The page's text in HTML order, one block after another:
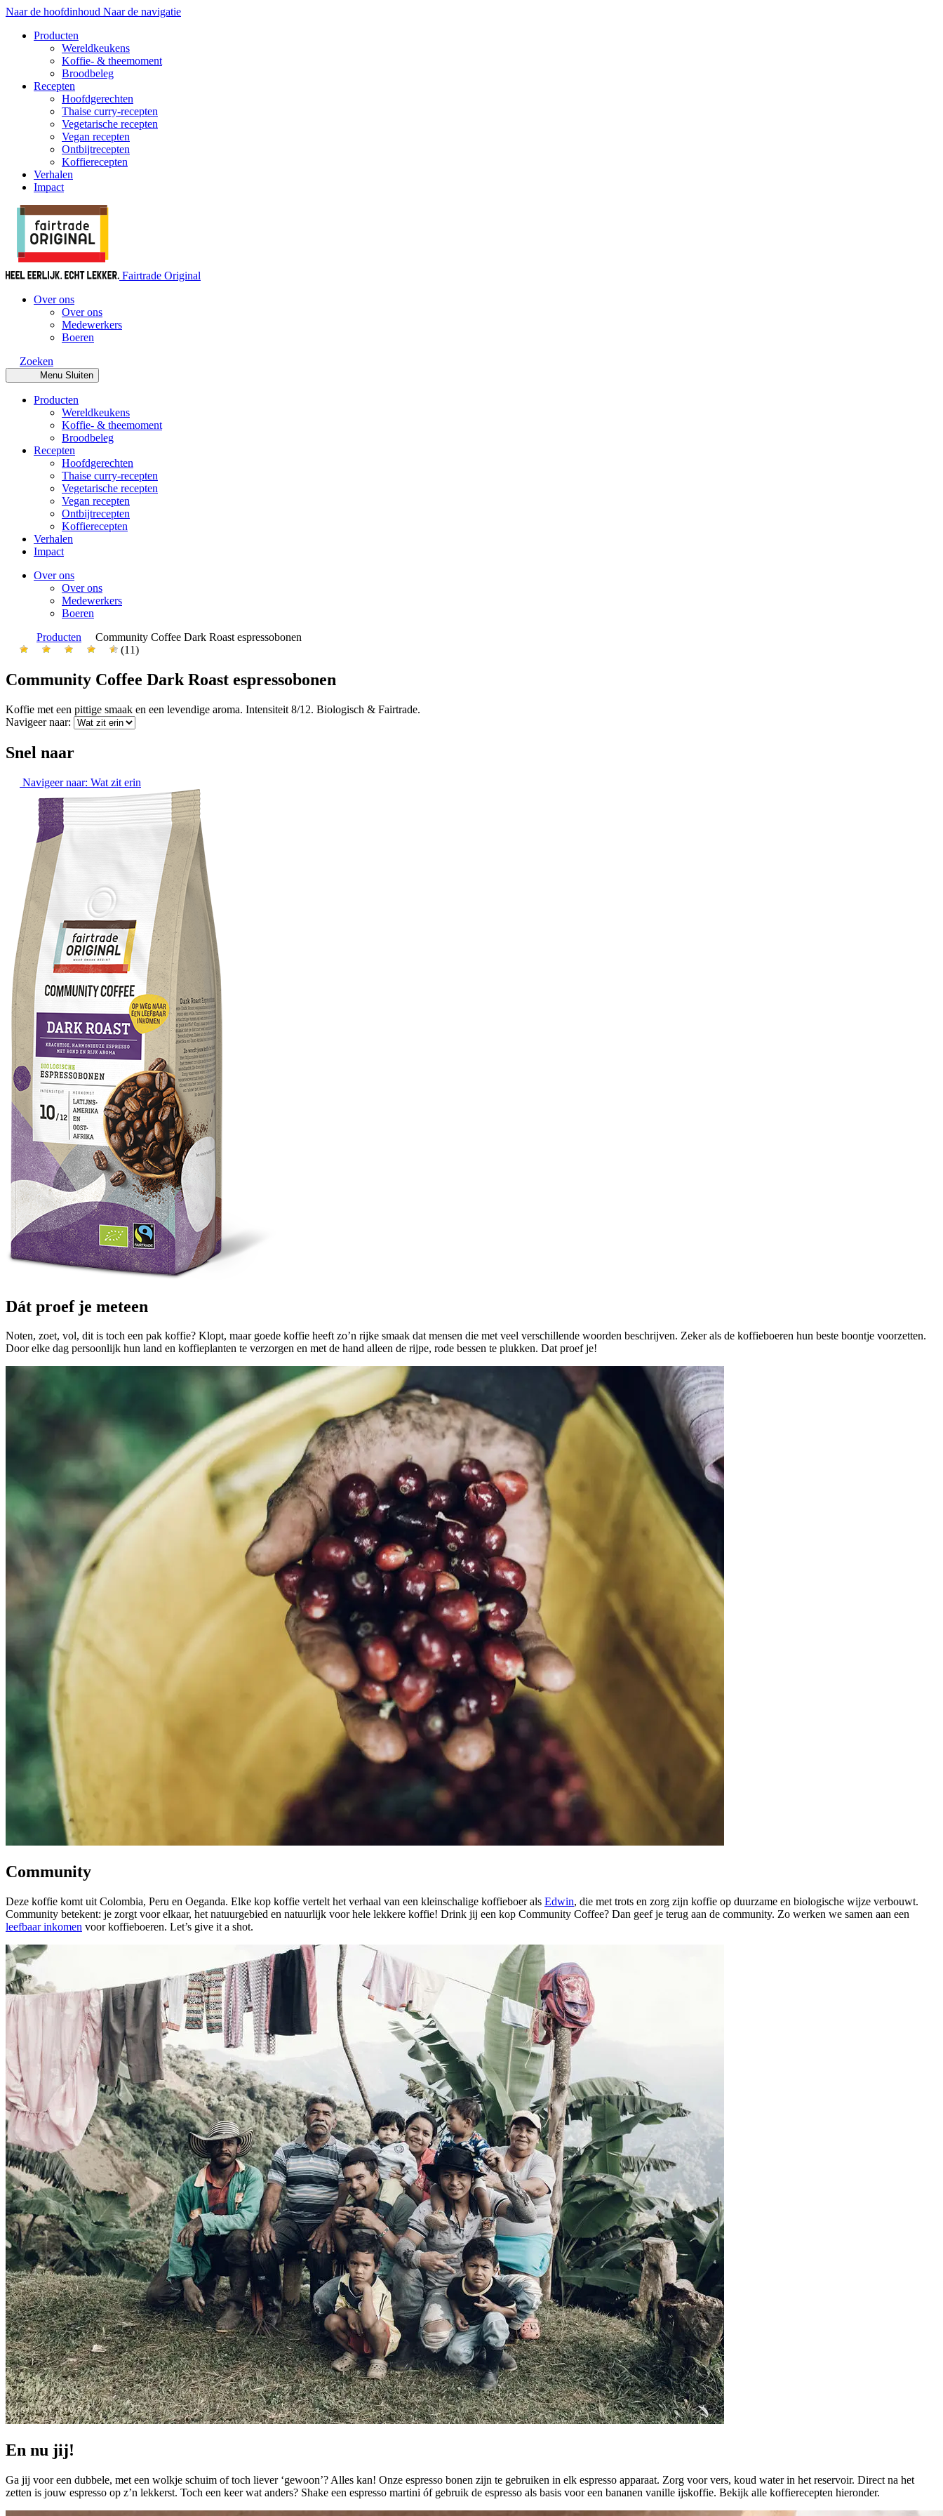
Naar de hoofdinhoud Naar de navigatie
Producten
Wereldkeukens
Koffie- & theemoment
Broodbeleg
Recepten
Hoofdgerechten
Thaise curry-recepten
Vegetarische recepten
Vegan recepten
Ontbijtrecepten
Koffierecepten
Verhalen
Impact
Fairtrade Original
Over ons
Over ons
Medewerkers
Boeren
Zoeken
Menu Sluiten
Producten
Wereldkeukens
Koffie- & theemoment
Broodbeleg
Recepten
Hoofdgerechten
Thaise curry-recepten
Vegetarische recepten
Vegan recepten
Ontbijtrecepten
Koffierecepten
Verhalen
Impact
Over ons
Over ons
Medewerkers
Boeren
Producten
Community Coffee Dark Roast espressobonen
(11)
Community Coffee Dark Roast espressobonen
Koffie met een pittige smaak en een levendige aroma. Intensiteit 8/12. Biologisch & Fairtrade.
Navigeer naar:
Snel naar
Navigeer naar: Wat zit erin
Dát proef je meteen
Noten, zoet, vol, dit is toch een pak koffie? Klopt, maar goede koffie heeft zo’n rijke smaak dat mensen die met veel verschillende woorden beschrijven. Zeker als de koffieboeren hun beste boontje voorzetten.
Door elke dag persoonlijk hun land en koffieplanten te verzorgen en met de hand alleen de rijpe, rode bessen te plukken. Dat proef je!
Community
Deze koffie komt uit Colombia, Peru en Oeganda. Elke kop koffie vertelt het verhaal van een kleinschalige koffieboer als Edwin, die met trots en zorg zijn koffie op duurzame en biologische wijze verbouwt.
Community betekent: je zorgt voor elkaar, het natuurgebied en natuurlijk voor hele lekkere koffie! Drink jij een kop Community Coffee? Dan geef je terug aan de community. Zo werken we samen aan een
leefbaar inkomen voor koffieboeren. Let’s give it a shot.
En nu jij!
Ga jij voor een dubbele, met een wolkje schuim of toch liever ‘gewoon’? Alles kan! Onze espresso bonen zijn te gebruiken in elk espresso apparaat. Zorg voor vers, koud water in het reservoir. Direct na het
zetten is jouw espresso op z’n lekkerst. Toch een keer wat anders? Shake een espresso martini óf gebruik de espresso als basis voor een bananen vanille ijskoffie. Bekijk alle koffierecepten hieronder.